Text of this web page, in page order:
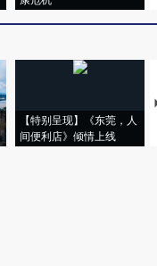
【特别呈现】《东莞，人
间便利店》倾情上线